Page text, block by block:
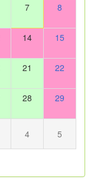
7 8
14 15
21 22
28 29
4 5